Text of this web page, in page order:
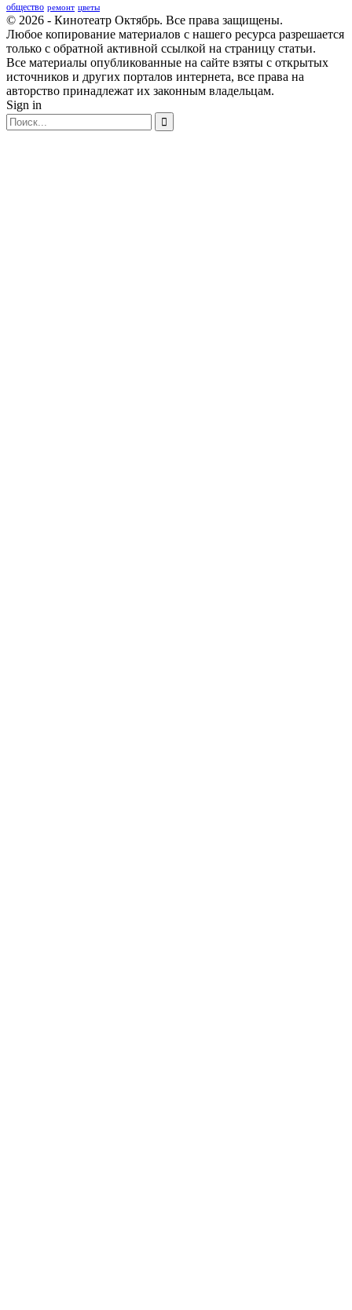
общество ремонт цветы
© 2026 - Кинотеатр Октябрь. Все права защищены.
Любое копирование материалов с нашего ресурса разрешается
только с обратной активной ссылкой на страницу статьи.
Все материалы опубликованные на сайте взяты с открытых
источников и других порталов интернета, все права на
авторство принадлежат их законным владельцам.
Sign in